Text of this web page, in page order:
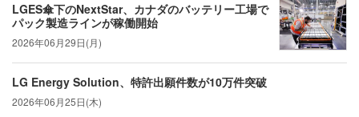
LGES傘下のNextStar、カナダのバッテリー工場で
パック製造ラインが稼働開始
2026年06月29日(月)
LG Energy Solution、特許出願件数が10万件突破
2026年06月25日(木)